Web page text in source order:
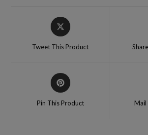
Tweet This Product
Pin This Product Mail